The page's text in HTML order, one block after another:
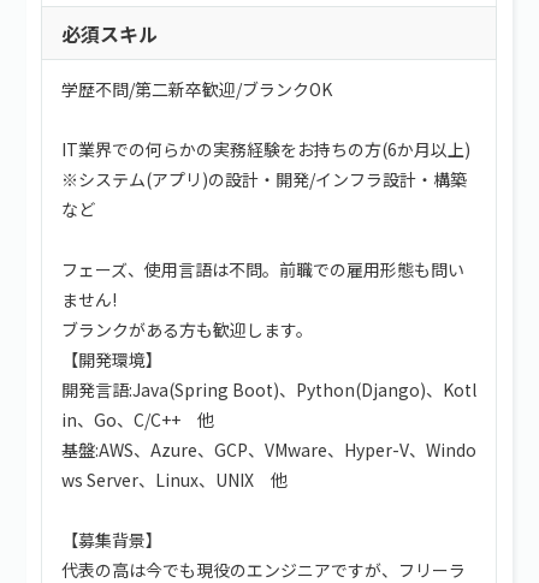
必須スキル
学歴不問/第二新卒歓迎/ブランクOK
IT業界での何らかの実務経験をお持ちの方(6か月以上)
※システム(アプリ)の設計・開発/インフラ設計・構築
など
フェーズ、使用言語は不問。前職での雇用形態も問い
ません!
ブランクがある方も歓迎します。
【開発環境】
開発言語:Java(Spring Boot)、Python(Django)、Kotl
in、Go、C/C++ 他
基盤:AWS、Azure、GCP、VMware、Hyper-V、Windo
ws Server、Linux、UNIX 他
【募集背景】
代表の高は今でも現役のエンジニアですが、フリーラ